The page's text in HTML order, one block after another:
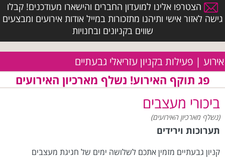
הצטרפו אלינו למועדון החברים והישארו מעודכנים! קבלו
גישה לאזור אישי ותיהנו מתזכורות במייל אודות אירועים ומבצעים
שווים בקניונים ובחנויות
אירוע | פעילות בקניון עזריאלי גבעתיים
פג תוקף האירוע! נשלף מארכיון האירועים
ביכורי מעצבים
(נשלף מארכיון האירועים)
תערוכות וירידים
קניון גבעתיים מזמין אתכם לשלושה ימים של חגיגת מעצבים